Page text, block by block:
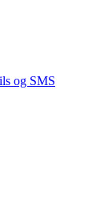
og SMS